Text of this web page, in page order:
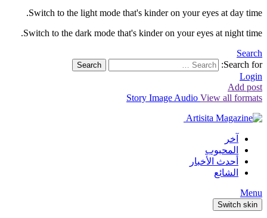
Switch to the light mode that's kinder on your eyes at day time.
Switch to the dark mode that's kinder on your eyes at night time.
Search
Search for:
Search
Login
Add post
Story Image Audio View all formats
آخر
المحبوب
أحدث الأخبار
الشائع
Menu
Switch skin